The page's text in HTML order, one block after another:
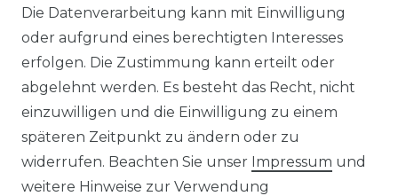
SERVICE
RETOURENINFO
KONTAKT
ZAHLUNGSARTEN
Die Datenverarbeitung kann mit Einwilligung
oder aufgrund eines berechtigten Interesses
erfolgen. Die Zustimmung kann erteilt oder
abgelehnt werden. Es besteht das Recht, nicht
einzuwilligen und die Einwilligung zu einem
späteren Zeitpunkt zu ändern oder zu
widerrufen. Beachten Sie unser Impressum und
weitere Hinweise zur Verwendung